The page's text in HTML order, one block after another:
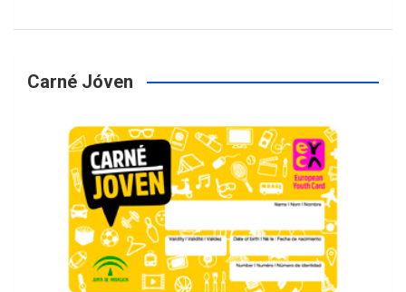
Carné Jóven